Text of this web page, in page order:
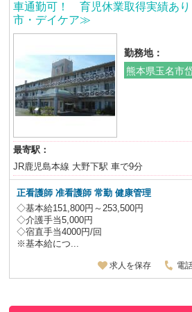
車通勤可！ 育児休業取得実績あ
市・デイケア≫
勤務地：
熊本県玉名市
最寄駅：
JR鹿児島本線 大野下駅 車で9分
正看護師 准看護師常勤 健康管理
◇基本給151,800円～253,500円
◇介護手当5,000円
◇宿直手当4000円/回
※基本給につ...
求人を保存 電